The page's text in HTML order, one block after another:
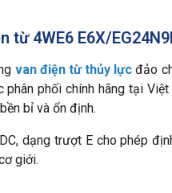
từ 4WE6 E6X/
van điện từ thủy lực đảo
phối chính hãng tại
bỉ và ổn định.
dạng trượt E cho phép
giới.